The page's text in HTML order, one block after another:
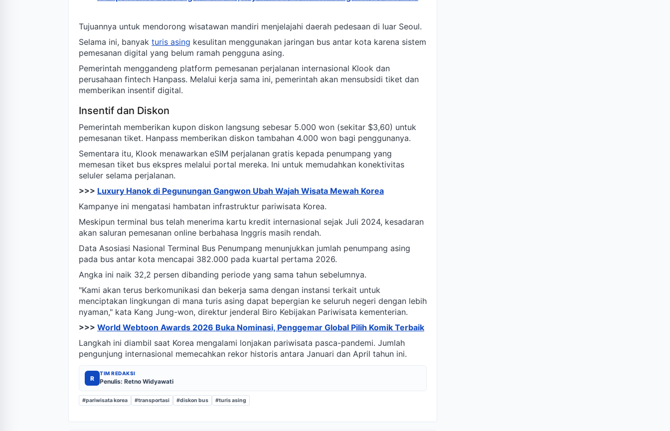
Tujuannya untuk mendorong wisatawan mandiri menjelajahi daerah pedesaan di luar Seoul.
Selama ini, banyak turis asing kesulitan menggunakan jaringan bus antar kota karena sistem
pemesanan digital yang belum ramah pengguna asing.
Pemerintah menggandeng platform pemesanan perjalanan internasional Klook dan
perusahaan fintech Hanpass. Melalui kerja sama ini, pemerintah akan mensubsidi tiket dan
memberikan insentif digital.
Insentif dan Diskon
Pemerintah memberikan kupon diskon langsung sebesar 5.000 won (sekitar $3,60) untuk
pemesanan tiket. Hanpass memberikan diskon tambahan 4.000 won bagi penggunanya.
Sementara itu, Klook menawarkan eSIM perjalanan gratis kepada penumpang yang
memesan tiket bus ekspres melalui portal mereka. Ini untuk memudahkan konektivitas
seluler selama perjalanan.
>>> Luxury Hanok di Pegunungan Gangwon Ubah Wajah Wisata Mewah Korea
Kampanye ini mengatasi hambatan infrastruktur pariwisata Korea.
Meskipun terminal bus telah menerima kartu kredit internasional sejak Juli 2024, kesadaran
akan saluran pemesanan online berbahasa Inggris masih rendah.
Data Asosiasi Nasional Terminal Bus Penumpang menunjukkan jumlah penumpang asing
pada bus antar kota mencapai 382.000 pada kuartal pertama 2026.
Angka ini naik 32,2 persen dibanding periode yang sama tahun sebelumnya.
"Kami akan terus berkomunikasi dan bekerja sama dengan instansi terkait untuk
menciptakan lingkungan di mana turis asing dapat bepergian ke seluruh negeri dengan lebih
nyaman," kata Kang Jung-won, direktur jenderal Biro Kebijakan Pariwisata kementerian.
>>> World Webtoon Awards 2026 Buka Nominasi, Penggemar Global Pilih Komik Terbaik
Langkah ini diambil saat Korea mengalami lonjakan pariwisata pasca-pandemi. Jumlah
pengunjung internasional memecahkan rekor historis antara Januari dan April tahun ini.
R
TIM REDAKSI
Penulis: Retno Widyawati
#pariwisata korea #transportasi #diskon bus #turis asing